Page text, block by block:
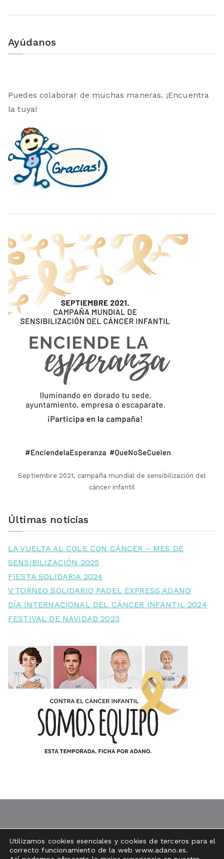
Ayúdanos
Puedes colaborar de muchas maneras. ¡Encuentra
la tuya!
Septiembre 2021, campaña mundial de sensibilización del
cáncer infantil
Últimas noticias
LA VUELTA AL COLE CON CÁNCER – MES DE
SENSIBILIZACIÓN 2025
FIESTA SOLIDARIA 2024
V TORNEO SOLIDARIO PADEL EXPRESS ADANO
DÍA INTERNACIONAL DEL CÁNCER INFANTIL 2024
FESTIVAL DE NAVIDAD 2023
Utilizamos cookies esenciales y cookies de terceros para el
correcto funcionamiento de la web www.adano.es.